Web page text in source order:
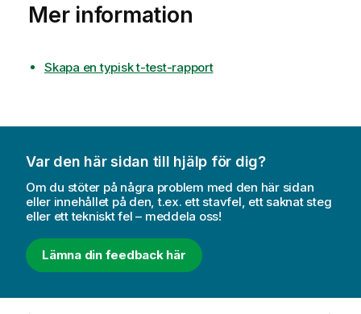
Mer information
Skapa en typisk t-test-rapport
Var den här sidan till hjälp för dig?
Om du stöter på några problem med den här sidan
eller innehållet på den, t.ex. ett stavfel, ett saknat steg
eller ett tekniskt fel – meddela oss!
Lämna din feedback här